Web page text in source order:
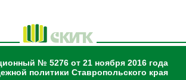
№ 5276 от 21 ноября 2016 года
политики Ставропольского края